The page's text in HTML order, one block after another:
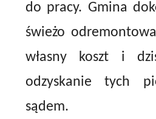
do pracy. Gmina
świeżo
własny koszt i
odzyskanie tych
sądem.